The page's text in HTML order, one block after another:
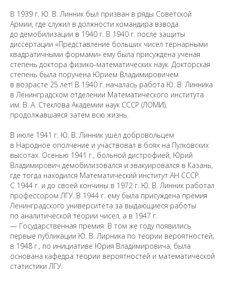
В 1939 г. Ю. В. Линник был призван в ряды Советской
Армии, где служил в должности командира взвода
до демобилизации в 1940 г. В 1940 г. после защиты
диссертации «Представление больших чисел тернарными
квадратичными формами» ему была присуждена ученая
степень доктора физико-математических наук. Докторская
степень была поручена Юрием Владимировичем
в возрасте 25 лет! В 1940 г. началась работа Ю. В. Линника
в Ленинградском отделении Математического института
им. В. А. Стеклова Академии наук СССР (ЛОМИ),
продолжавшаяся затем всю жизнь.
В июле 1941 г. Ю. В. Линник ушел добровольцем
в Народное ополчение и участвовал в боях на Пулковских
высотах. Осенью 1941 г., больной дистрофией, Юрий
Владимирович демобилизовался и эвакуировался в Казань,
где тогда находился Математический институт АН СССР.
С 1944 г. и до своей кончины в 1972 г. Ю. В. Линник работал
профессором ЛГУ. В 1944 г. ему была присуждена премия
Ленинградского университета за выдающиеся работы
по аналитической теории чисел, а в 1947 г.
— Государственная премия. В том же году появились
первые публикации Ю. В. Лирника по теории вероятностей;
в 1948 г., по инициативе Юрия Владимировича, была
основана кафедра теории вероятностей и математической
статистики ЛГУ.